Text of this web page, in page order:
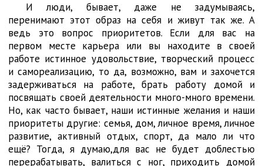
И люди, бывает, даже не задумываясь,
перенимают этот образ на себя и живут так же. А
ведь это вопрос приоритетов. Если для вас на
первом месте карьера или вы находите в своей
работе истинное удовольствие, творческий процесс
и самореализацию, то да, возможно, вам и захочется
задерживаться на работе, брать работу домой и
посвящать своей деятельности много-много времени.
Но, как часто бывает, наши истинные желания и наши
приоритеты другие: семья, дом, личное время, личное
развитие, активный отдых, спорт, да мало ли что
ещё? Тогда, я думаю,для вас не будет доблестью
перерабатывать, валиться с ног, приходить домой